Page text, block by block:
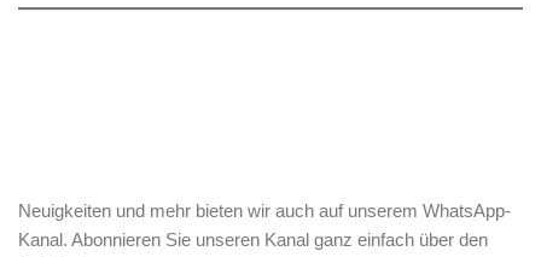
Neuigkeiten und mehr bieten wir auch auf unserem WhatsApp-
Kanal. Abonnieren Sie unseren Kanal ganz einfach über den